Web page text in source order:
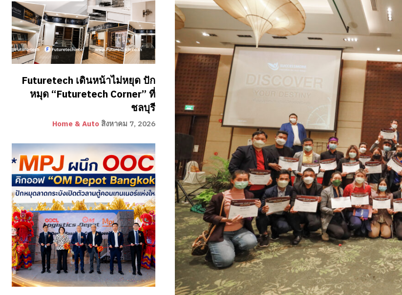
Futuretech เดินหน้าไม่หยุด ปัก
หมุด “Futuretech Corner” ที่
ชลบุรี
Home & Auto สิงหาคม 7, 2026